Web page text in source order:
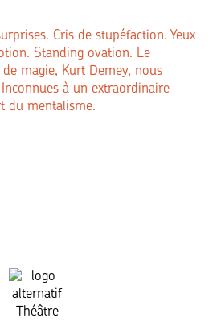
Cris de stupéfaction. Yeux
Standing ovation. Le
magie, Kurt Demey, nous
à un extraordinaire
du mentalisme.